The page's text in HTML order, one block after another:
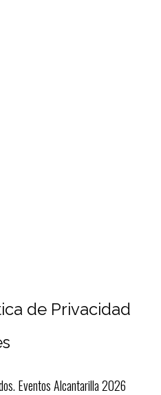
de Privacidad
Eventos Alcantarilla 2026